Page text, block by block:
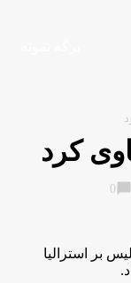
کرد
chat_bubble
بر استرالیا